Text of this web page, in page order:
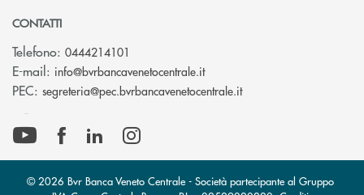
CONTATTI
Telefono: 0444214101
E-mail: info@bvrbancavenetocentrale.it(si apre l’app di posta
PEC: segreteria@pec.bvrbancavenetocentrale.it(si apre l’app di
© 2026 Bvr Banca Veneto Centrale - Società partecipante al Gruppo